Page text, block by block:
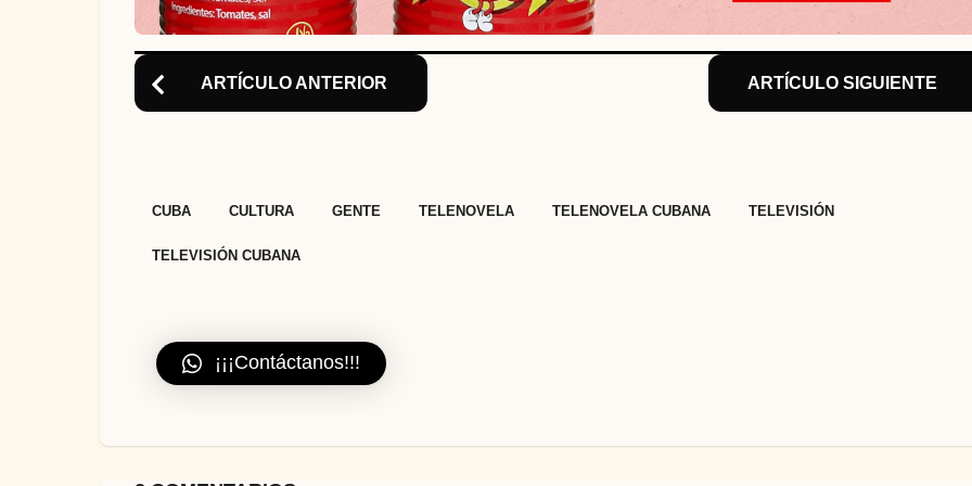
ARTÍCULO ANTERIOR ARTÍCULO SIGUIENTE
CUBA CULTURA GENTE TELENOVELA TELENOVELA CUBANA TELEVISIÓN
TELEVISIÓN CUBANA
¡¡¡Contáctanos!!!